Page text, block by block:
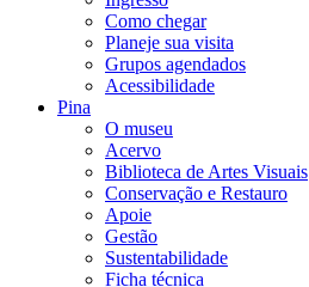
Como chegar
Planeje sua visita
Grupos agendados
Acessibilidade
Pina
O museu
Acervo
Biblioteca de Artes Visuais
Conservação e Restauro
Apoie
Gestão
Sustentabilidade
Ficha técnica